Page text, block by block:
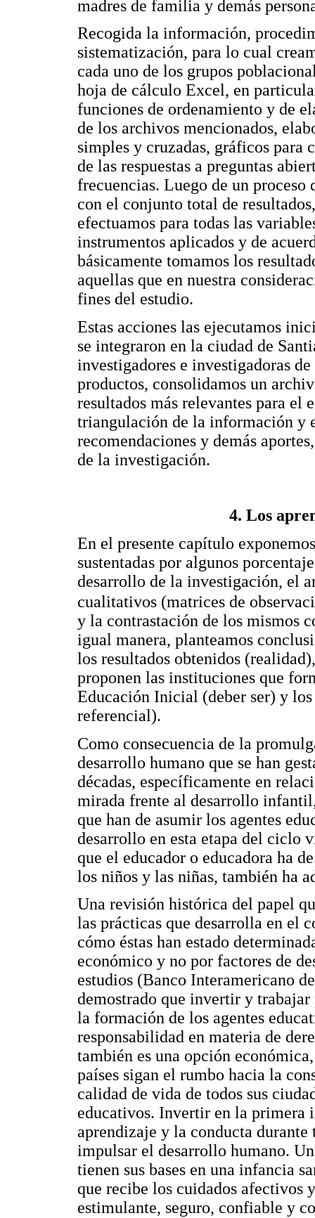
madres de familia y demás
Recogida la información,
sistematización, para lo cual
cada uno de los grupos
hoja de cálculo Excel, en
funciones de ordenamiento y de
de los archivos mencionados,
simples y cruzadas, gráficos para
de las respuestas a preguntas
frecuencias. Luego de un proceso
con el conjunto total de
efectuamos para todas las
instrumentos aplicados y de
básicamente tomamos los
aquellas que en nuestra
fines del estudio.
Estas acciones las ejecutamos
se integraron en la ciudad de
investigadores e investigadoras
productos, consolidamos un
resultados más relevantes para el
triangulación de la información y
recomendaciones y demás
de la investigación.
4. Los
En el presente capítulo
sustentadas por algunos
desarrollo de la investigación, el
cualitativos (matrices de
y la contrastación de los mismos
igual manera, planteamos
los resultados obtenidos
proponen las instituciones que
Educación Inicial (deber ser) y
referencial).
Como consecuencia de la
desarrollo humano que se han
décadas, específicamente en
mirada frente al desarrollo
que han de asumir los agentes
desarrollo en esta etapa del ciclo
que el educador o educadora ha
los niños y las niñas, también ha
Una revisión histórica del papel
las prácticas que desarrolla en el
cómo éstas han estado
económico y no por factores de
estudios (Banco Interamericano
demostrado que invertir y
la formación de los agentes
responsabilidad en materia de
también es una opción
países sigan el rumbo hacia la
calidad de vida de todos sus
educativos. Invertir en la primera
aprendizaje y la conducta
impulsar el desarrollo humano.
tienen sus bases en una infancia
que recibe los cuidados afectivos
estimulante, seguro, confiable y